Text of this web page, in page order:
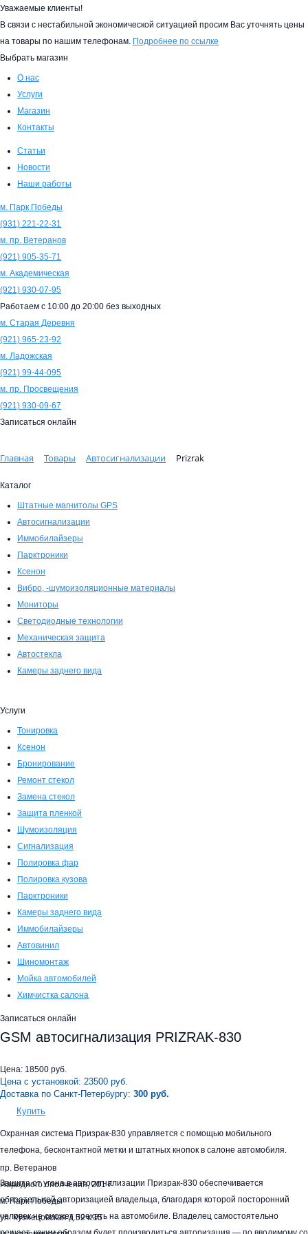
Уважаемые клиенты!
В связи с нестабильной экономической ситуацией просим Вас уточнять цены
на товары по нашим телефонам. Подробнее по ссылке
Выбрать магазин
О нас
Услуги
Магазин
Контакты
Статьи
Новости
Наши работы
м. Парк Победы
(931) 221-22-31
м. пр. Ветеранов
(921) 905-35-71
м. Академическая
(921) 930-07-95
Работаем с 10:00 до 20:00 без выходных
м. Старая Деревня
(921) 965-23-92
м. Ладожская
(921) 99-44-095
м. пр. Просвещения
(921) 930-09-67
Записаться онлайн
Главная Товары Автосигнализации Prizrak
Каталог
Штатные магнитолы GPS
Автосигнализации
Иммобилайзеры
Парктроники
Ксенон
Вибро, -шумоизоляционные материалы
Мониторы
Светодиодные технологии
Механическая защита
Автостекла
Камеры заднего вида
Услуги
Тонировка
Ксенон
Бронирование
Ремонт стекол
Замена стекол
Защита пленкой
Шумоизоляция
Сигнализация
Полировка фар
Полировка кузова
Парктроники
Камеры заднего вида
Иммобилайзеры
Автовинил
Шиномонтаж
Мойка автомобилей
Химчистка салона
Записаться онлайн
GSM автосигнализация PRIZRAK-830
Цена: 18500 руб.
Цена с установкой: 23500 руб.
Доставка по Санкт-Петербургу: 300 руб.
Купить
Охранная система Призрак-830 управляется с помощью мобильного
телефона, бесконтактной метки и штатных кнопок в салоне автомобиля.
Защита от угона в автосигнализации Призрак-830 обеспечивается
обязательной авторизацией владельца, благодаря которой посторонний
человек не сможет поехать на автомобиле. Владелец самостоятельно
пр. Ветеранов
Народного ополчения, 201 Г
м. Парк Победы
ул. Кузнецовская д.52 к.15